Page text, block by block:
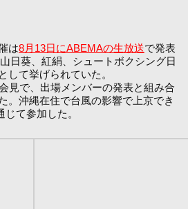
は8月13日にABEMAの生放送で発表
日葵、紅絹、シュートボクシング日
して挙げられていた。
見で、出場メンバーの発表と組み合
。沖縄在住で台風の影響で上京でき
て参加した。